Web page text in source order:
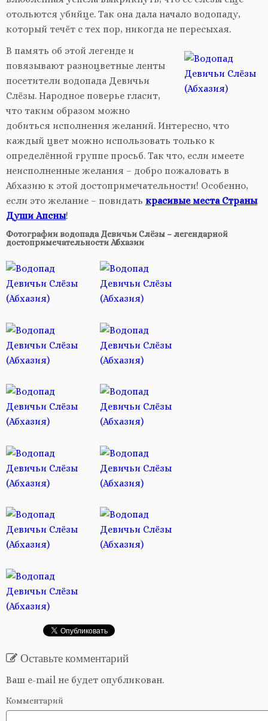
отольются убийце. Так она дала начало водопаду,
который течёт с тех пор, никогда не пересыхая.
В память об этой легенде и
повязывают разноцветные ленты
посетители водопада Девичьи
Слёзы. Народное поверье гласит,
что таким образом можно
добиться исполнения желаний. Интересно, что
каждый цвет можно использовать только к
определённой группе просьб. Так что, если имеете
неисполненные желания – добро пожаловать в
Абхазию к этой достопримечательности! Особенно,
если это желание – повидать красивые места Страны
Души Апсны!
Фотографии водопада Девичьи Слёзы – легендарной
достопримечательности Абхазии
Оставьте комментарий
Ваш e-mail не будет опубликован.
Комментарий